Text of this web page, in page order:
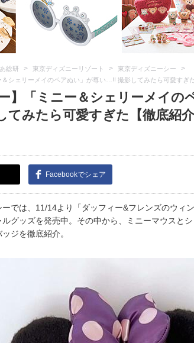
総研 > 東京ディズニーリゾート > 東京ディズニーシー >
＆シェリーメイのペアぬい」が尊い…!! 撮影してみたら可愛すぎ
】「ミニー＆シェリーメイの
みたら可愛すぎた【徹底紹介
Facebookでシェア
では、11/14より「ダッフィー&フレンズのウィ
グッズを発売中。その中から、ミニーマウスと
ジを徹底紹介。